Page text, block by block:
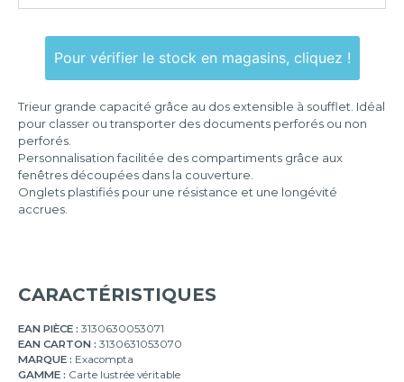
compartiments
9
compartiments
12
compartiments
Pour vérifier le stock en magasins, cliquez !
Trieur grande capacité grâce au dos extensible à soufflet. Idéal
pour classer ou transporter des documents perforés ou non
perforés.
Personnalisation facilitée des compartiments grâce aux
fenêtres découpées dans la couverture.
Onglets plastifiés pour une résistance et une longévité
accrues.
CARACTÉRISTIQUES
EAN PIÈCE : 3130630053071
EAN CARTON : 3130631053070
MARQUE : Exacompta
GAMME : Carte lustrée véritable